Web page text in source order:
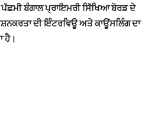
ਬੰਗਾਲ ਪ੍ਰਾਇਮਰੀ ਸਿੱਖਿਆ ਬੋਰਡ ਦੇ
ਦੀ ਇੰਟਰਵਿਊ ਅਤੇ ਕਾਊਂਸਲਿੰਗ ਦਾ
ਹੈ।